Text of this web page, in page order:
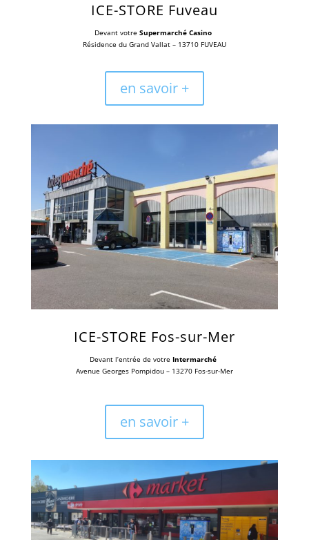
ICE-STORE Fuveau
Devant votre Supermarché Casino
Résidence du Grand Vallat – 13710 FUVEAU
en savoir +
ICE-STORE Fos-sur-Mer
Devant l’entrée de votreIntermarché
Avenue Georges Pompidou – 13270 Fos-sur-Mer
en savoir +